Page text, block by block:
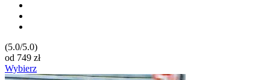
(5.0/5.0)
od 749 zł
Wybierz